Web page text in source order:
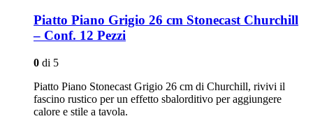
Piatto Piano Grigio 26 cm Stonecast Churchill
– Conf. 12 Pezzi
0 di 5
Piatto Piano Stonecast Grigio 26 cm di Churchill, rivivi il
fascino rustico per un effetto sbalorditivo per aggiungere
calore e stile a tavola.